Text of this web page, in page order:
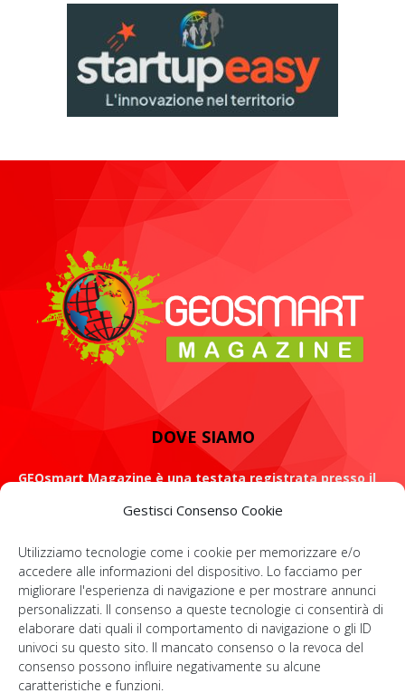
Gestisci Consenso Cookie
Utilizziamo tecnologie come i cookie per memorizzare e/o
accedere alle informazioni del dispositivo. Lo facciamo per
migliorare l'esperienza di navigazione e per mostrare annunci
personalizzati. Il consenso a queste tecnologie ci consentirà di
elaborare dati quali il comportamento di navigazione o gli ID
univoci su questo sito. Il mancato consenso o la revoca del
consenso possono influire negativamente su alcune
caratteristiche e funzioni.
DOVE SIAMO
GEOsmart Magazine è una testata registrata presso il
ROMA: Via Casilina 98, 00182
Contattaci:info@geosmartmagazine.it
SOCIAL